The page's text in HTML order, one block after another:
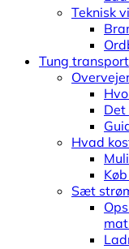
Teknisk
Tung transport
Det
Hvad
Sæt